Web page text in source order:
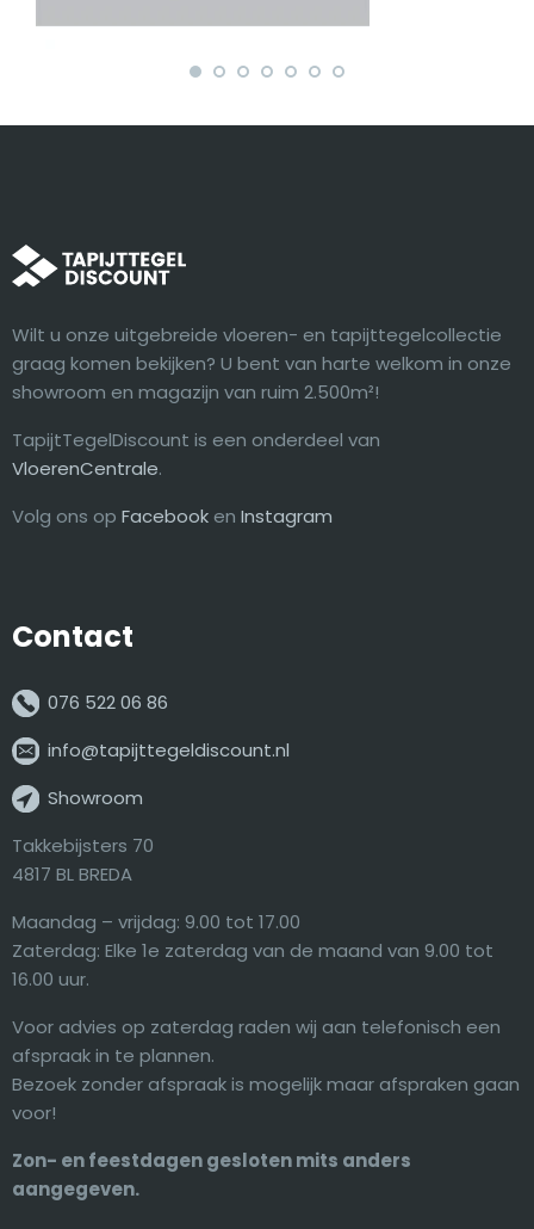
Wilt u onze uitgebreide vloeren- en tapijttegelcollectie
graag komen bekijken? U bent van harte welkom in onze
showroom en magazijn van ruim 2.500m²!
TapijtTegelDiscount is een onderdeel van
VloerenCentrale.
Volg ons op Facebook en Instagram
Contact
076 522 06 86
info@tapijttegeldiscount.nl
Showroom
Takkebijsters 70
4817 BL BREDA
Maandag – vrijdag: 9.00 tot 17.00
Zaterdag: Elke 1e zaterdag van de maand van 9.00 tot
16.00 uur.
Voor advies op zaterdag raden wij aan telefonisch een
afspraak in te plannen.
Bezoek zonder afspraak is mogelijk maar afspraken gaan
voor!
Zon- en feestdagen gesloten mits anders
aangegeven.